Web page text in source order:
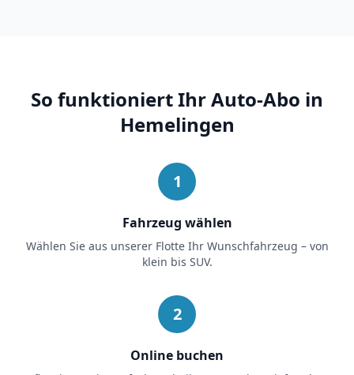
So funktioniert Ihr Auto-Abo in
Hemelingen
1
Fahrzeug wählen
Wählen Sie aus unserer Flotte Ihr Wunschfahrzeug – von
klein bis SUV.
2
Online buchen